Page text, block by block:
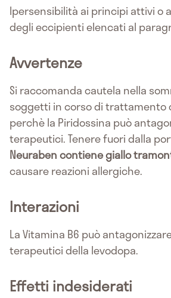
Ipersensibilità ai principi attivi o
degli eccipienti elencati al
Avvertenze
Si raccomanda cautela nella
soggetti in corso di trattamento
perchè la Piridossina può
terapeutici. Tenere fuori dalla
Neuraben contiene giallo
causare reazioni allergiche.
Interazioni
La Vitamina B6 può
terapeutici della levodopa.
Effetti indesiderati